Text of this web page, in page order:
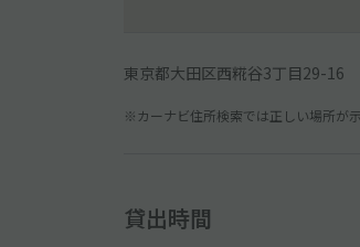
東京都大田区西糀谷3丁目29-16
※カーナビ住所検索では正しい場所が
貸出時間